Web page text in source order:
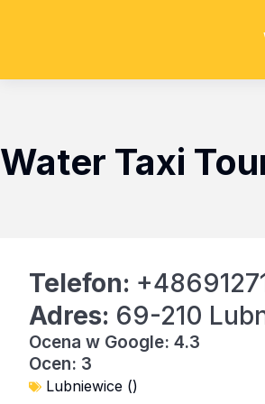
Water Taxi
Telefon:
Adres: 69-210
Ocena w Google: 4.3
Ocen: 3
Lubniewice ()